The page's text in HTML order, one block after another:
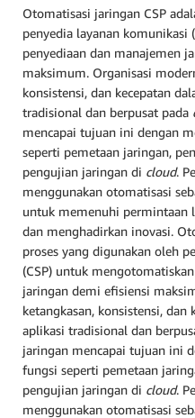
Otomatisasi jaringan CSP
penyedia layanan komunikasi
penyediaan dan manajemen
maksimum. Organisasi
konsistensi, dan kecepatan
tradisional dan berpusat pada
mencapai tujuan ini dengan
seperti pemetaan jaringan,
pengujian jaringan di cloud.
menggunakan otomatisasi
untuk memenuhi permintaan
dan menghadirkan inovasi.
proses yang digunakan oleh
(CSP) untuk
jaringan demi efisiensi
ketangkasan, konsistensi,
aplikasi tradisional dan
jaringan mencapai tujuan ini
fungsi seperti pemetaan
pengujian jaringan di cloud.
menggunakan otomatisasi